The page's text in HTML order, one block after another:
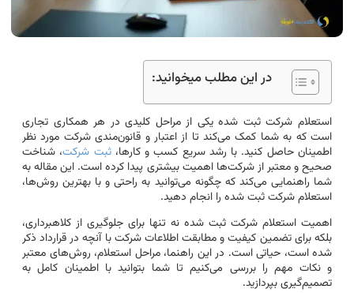
در این مطلب میخوانید:
استعلام شرکت ثبت شده یکی از مراحل کلیدی در هر همکاری تجاری
است که به شما کمک می‌کند تا از اعتبار و قانون‌مندی شرکت مورد نظر
اطمینان حاصل کنید. با رشد سریع کسب و کارها،ثبت شرکت، شناخت
صحیح و معتبر از شرکت‌ها اهمیت بیشتری پیدا کرده است. این مقاله به
شما راهنمایی می‌کند که چگونه می‌توانید به راحتی و با بهترین روش‌ها،
استعلام شرکت ثبت شده را انجام دهید.
اهمیت استعلام شرکت ثبت شده نه تنها برای جلوگیری از کلاهبرداری،
بلکه برای تضمین کیفیت و مطابقت اطلاعات شرکت با آنچه در قرارداد ذکر
شده است، حیاتی است. در این راهنما، مراحل استعلام، روش‌های معتبر
و نکات مهم را بررسی می‌کنیم تا شما بتوانید با اطمینان کامل به
تصمیم‌گیری بپردازید.